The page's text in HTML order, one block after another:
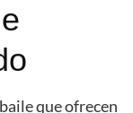
que ofrecen